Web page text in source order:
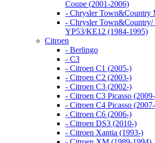
Coupe (2001-2006)
- Chrysler Town&Country
- Chrysler
YP53/KE12 (1984-1995)
Citroen
- Berlingo
- C3
- Citroen C1 (2005-)
- Citroen C2 (2003-)
- Citroen C3 (2002-)
- Citroen C3 Picasso
- Citroen C4 Picasso
- Citroen C6 (2006-)
- Citroen DS3 (2010-)
- Citroen Xantia (1993-)